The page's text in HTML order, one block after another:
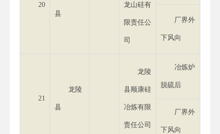
20
县
龙山硅有
限责任公
司
厂界外
下风向
21
龙陵
县
龙陵
县顺康硅
冶炼有限
责任公司
冶炼炉
脱硫后
厂界外
下风向